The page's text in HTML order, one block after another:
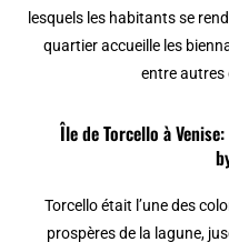
lesquels les habitants se
quartier accueille les
entre autres
Île de Torcello à
Torcello était l’une des
prospères de la lagune,